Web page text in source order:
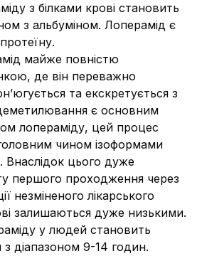
з білками крові становить
з альбуміном. Лоперамід є
майже повністю
де він переважно
та екскретується з
є основним
лопераміду, цей процес
чином ізоформами
Внаслідок цього дуже
першого проходження через
незміненого лікарського
залишаються дуже низькими.
у людей становить
з діапазоном 9-14 годин.